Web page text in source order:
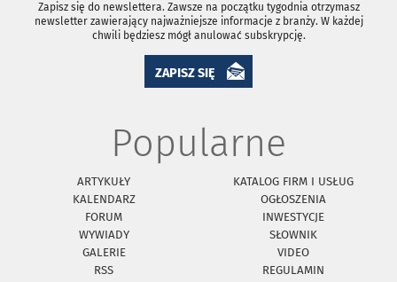
Zapisz się do newslettera. Zawsze na początku tygodnia otrzymasz
newsletter zawierający najważniejsze informacje z branży. W każdej
chwili będziesz mógł anulować subskrypcję.
ZAPISZ SIĘ
Popularne
ARTYKUŁY
KATALOG FIRM I USŁUG
KALENDARZ
OGŁOSZENIA
FORUM
INWESTYCJE
WYWIADY
SŁOWNIK
GALERIE
VIDEO
RSS
REGULAMIN